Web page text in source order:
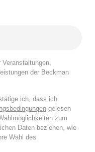
der Beckman
ich, dass ich
gelesen
zum
Daten beziehen, wie
Wahl des